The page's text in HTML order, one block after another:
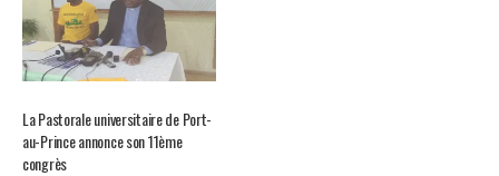
La Pastorale universitaire de Port-
au-Prince annonce son 11ème
congrès